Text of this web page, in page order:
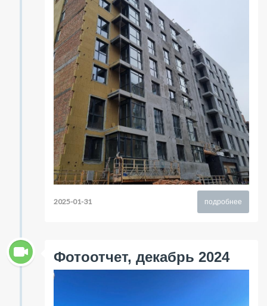
подробнее
2025-01-31
Фотоотчет, декабрь 2024